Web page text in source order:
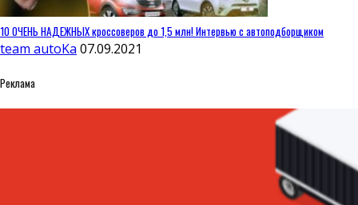
10 ОЧЕНЬ НАДЕЖНЫХ кроссоверов до 1,5 млн! Интервью с автоподборщиком
team autoKa 07.09.2021
Реклама